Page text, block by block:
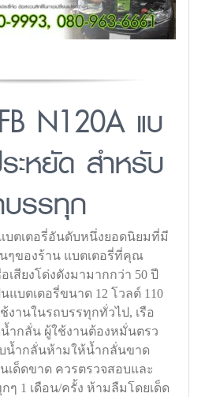
N120A แบ
ะหยัด สำหรับ
บรรทุก
แบตเตอรี่อันดับหนึ่งยอดนิยมที่มี
ๆของร้าน แบตเตอรี่ที่คุณ
เสียงโด่งดังมามากกว่า 50 ปี
แบตเตอรี่ขนาด 12 โวลต์ 110
งานในรถบรรทุกทั่วไป, เรือ
ำกลั่น ผู้ใช้งานต้องหมั่นตรว
น้ำกลั่นห้ามให้น้ำกลั่นขาด
เด็ดขาด ควรตรวจสอบและ
1 เดือน/ครั้ง ห้ามลืมโดยเด็ด